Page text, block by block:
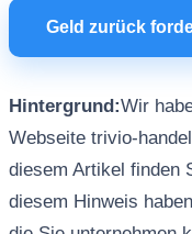
Geld zurück
Hintergrund:Wir
Webseite trivio-
diesem Artikel finden
diesem Hinweis